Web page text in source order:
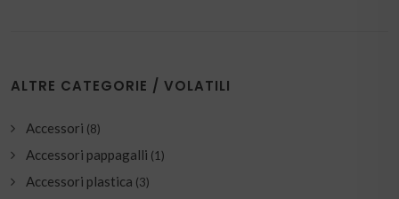
ALTRE CATEGORIE / VOLATILI
Accessori (8)
Accessori pappagalli (1)
Accessori plastica (3)